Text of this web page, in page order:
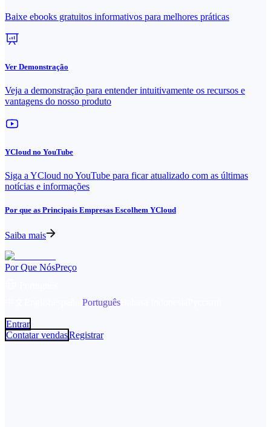
Baixe ebooks gratuitos informativos para melhores práticas
Ver Demonstração
Veja a demonstração para entender intuitivamente os recursos e
vantagens do nosso produto
YCloud no YouTube
Siga a YCloud no YouTube para ficar atualizado com as últimas
notícias e informações
Por que as Principais Empresas Escolhem YCloud
Saiba mais
Por Que NósPreço
Português
Entrar
Contatar vendasRegistrar